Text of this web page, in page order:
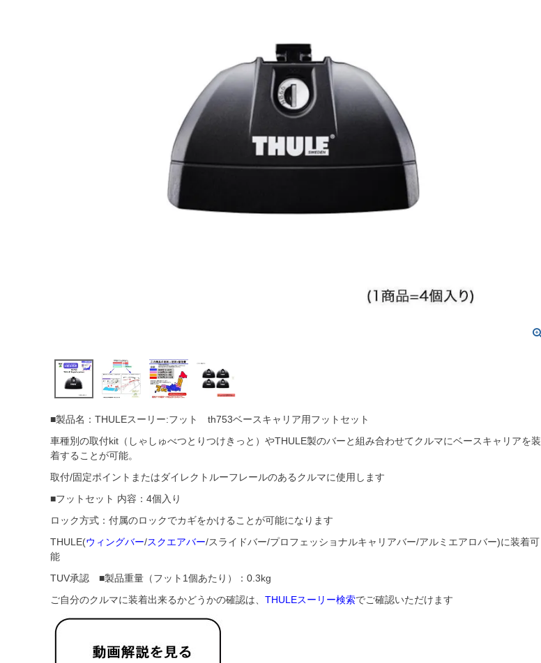
■製品名：THULEスーリー:フット th753ベースキャリア用フットセット
車種別の取付kit（しゃしゅべつとりつけきっと）やTHULE製のバーと組み合わせてクルマにベースキャリアを装
着することが可能。
取付/固定ポイントまたはダイレクトルーフレールのあるクルマに使用します
■フットセット 内容：4個入り
ロック方式：付属のロックでカギをかけることが可能になります
THULE(ウィングバー/スクエアバー/スライドバー/プロフェッショナルキャリアバー/アルミエアロバー)に装着可
能
TUV承認 ■製品重量（フット1個あたり）：0.3kg
ご自分のクルマに装着出来るかどうかの確認は、 THULEスーリー検索でご確認いただけます